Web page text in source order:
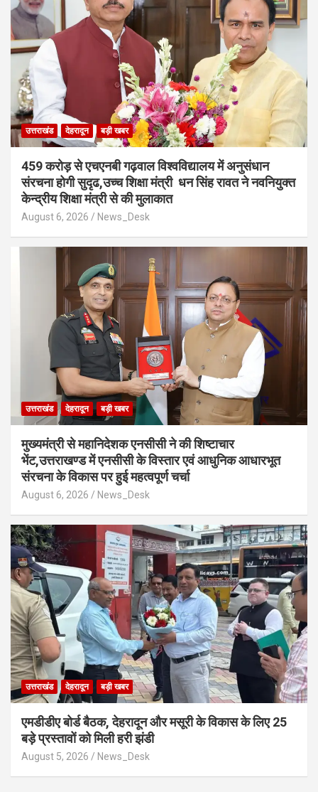
उत्तराखंड देहरादून बड़ी खबर
459 करोड़ से एचएनबी गढ़वाल विश्वविद्यालय में अनुसंधान
संरचना होगी सुदृढ,उच्च शिक्षा मंत्री धन सिंह रावत ने नवनियुक्त
केन्द्रीय शिक्षा मंत्री से की मुलाकात
August 6, 2026 News_Desk
उत्तराखंड देहरादून बड़ी खबर
मुख्यमंत्री से महानिदेशक एनसीसी ने की शिष्टाचार
भेंट,उत्तराखण्ड में एनसीसी के विस्तार एवं आधुनिक आधारभूत
संरचना के विकास पर हुई महत्वपूर्ण चर्चा
August 6, 2026 News_Desk
उत्तराखंड देहरादून बड़ी खबर
एमडीडीए बोर्ड बैठक, देहरादून और मसूरी के विकास के लिए 25
बड़े प्रस्तावों को मिली हरी झंडी
August 5, 2026 News_Desk